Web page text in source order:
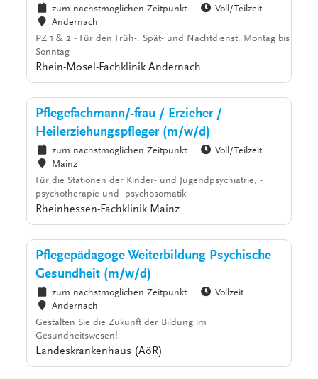
zum nächstmöglichen Zeitpunkt
Voll/Teilzeit
Andernach
PZ 1 & 2 - Für den Früh-, Spät- und Nachtdienst. Montag bis
Sonntag
Rhein-Mosel-Fachklinik Andernach
Pflegefachmann/-frau / Erzieher /
Heilerziehungspfleger (m/w/d)
zum nächstmöglichen Zeitpunkt
Voll/Teilzeit
Mainz
Für die Stationen der Kinder- und Jugendpsychiatrie, -
psychotherapie und -psychosomatik
Rheinhessen-Fachklinik Mainz
Pflegepädagoge Weiterbildung Psychische
Gesundheit (m/w/d)
zum nächstmöglichen Zeitpunkt
Vollzeit
Andernach
Gestalten Sie die Zukunft der Bildung im
Gesundheitswesen!
Landeskrankenhaus (AöR)